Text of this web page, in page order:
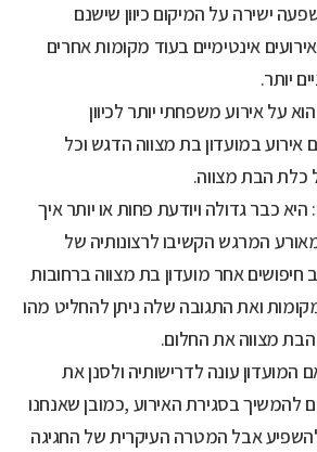
ישירה על המיקום כיוון שישנם
אינטימיים בעוד מקומות אחרים
יותר.
על אירוע משפחתי יותר לכיוון
אירוע במועדון בת מצווה הדגש וכל
הבת מצווה.
כבר גדולה ויודעת פחות או יותר איך
המרגש הקשיבו לרצונותיה של
חיפושים אחר מועדון בת מצווה ברחובות
ואת התגובה שלה ניתן להחליט מהו
מצווה את החלום.
עונה לדרישותיה ולסנן את
להמשיך בסגירת האירוע ,כמובן שאנחנו
ולהשפיע אבל המטרה העיקרית של החגיגה